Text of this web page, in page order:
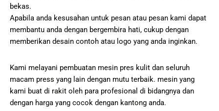
bekas.
Apabila anda kesusahan untuk pesan atau pesan kami dapat
membantu anda dengan bergembira hati, cukup dengan
memberikan desain contoh atau logo yang anda inginkan.
Kami melayani pembuatan mesin pres kulit dan seluruh
macam press yang lain dengan mutu terbaik. mesin yang
kami buat di rakit oleh para profesional di bidangnya dan
dengan harga yang cocok dengan kantong anda.